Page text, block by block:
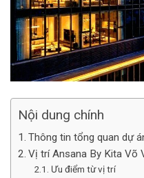
Nội dung chính
Thông tin tổng quan dự
Vị trí Ansana By Kita Võ
Ưu điểm từ vị trí